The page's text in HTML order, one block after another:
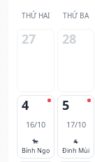
THỨ HAI THỨ BA
27 28
4
16/10
🐎
Bính Ngọ
5
17/10
🐐
Đinh Mùi